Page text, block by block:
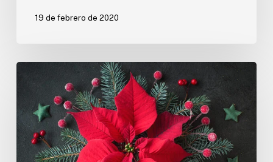
19 de febrero de 2020
razones
casarse
en
Navidad